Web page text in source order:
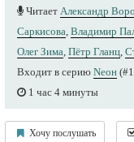
Читает Александр
Саркисова, Владимир
Олег Зима, Пётр Гланц,
Входит в серию Nеон
1 час 4 минуты
Хочу послушать